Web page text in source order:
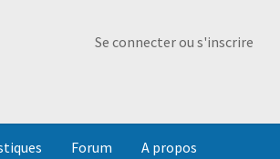
Se connecter ou s'inscrire
Forum A propos